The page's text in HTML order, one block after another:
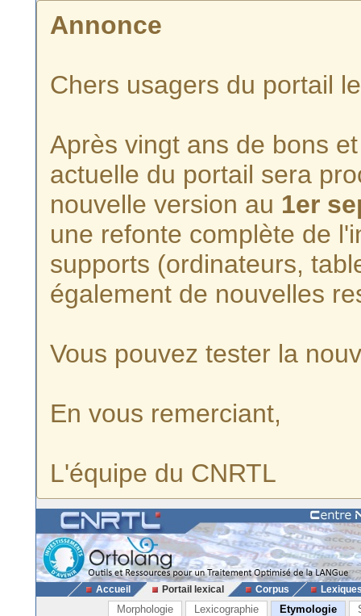
Annonce
Chers usagers du portail
Après vingt ans de bons
actuelle du portail sera
nouvelle version au 1er
une refonte complète de
supports (ordinateurs,
également de nouvelles
Vous pouvez tester la
En vous remerciant,
L'équipe du CNRTL
Accueil Portail lexical Corpus
Morphologie Lexicographie Etymologie